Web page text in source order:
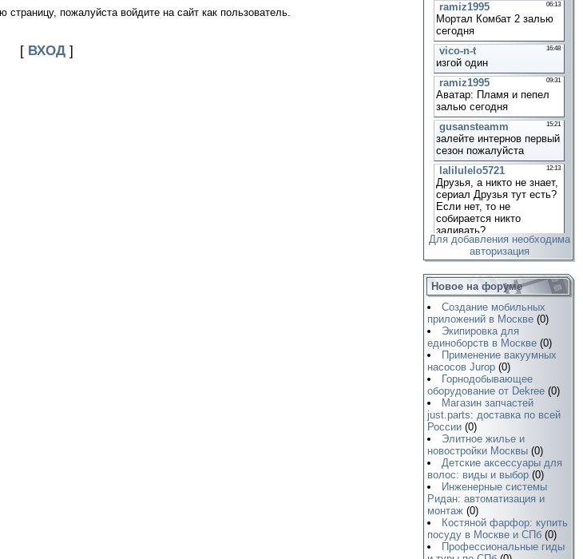
страницу, пожалуйста войдите на сайт как пользователь.
[ ВХОД]
Для добавления необходима
авторизация
Новое на форуме
Создание мобильных
приложений в Москве (0)
Экипировка для
единоборств в Москве (0)
Применение вакуумных
насосов Jurop (0)
Горнодобывающее
оборудование от Dekree (0)
Магазин запчастей
just.parts: доставка по всей
России (0)
Элитное жилье и
новостройки Москвы (0)
Детские аксессуары для
волос: виды и выбор (0)
Инженерные системы
Ридан: автоматизация и
монтаж (0)
Костяной фарфор: купить
посуду в Москве и СПб (0)
Профессиональные гиды